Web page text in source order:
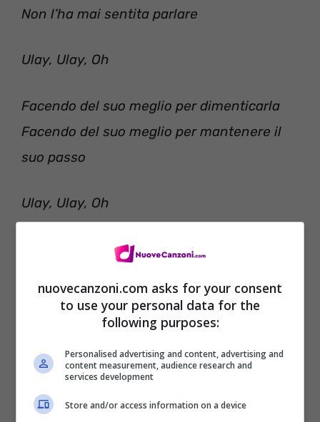
Non l’ha mai sentita parlare
Ulay, Ulay, Oh
Facendo del suo meglio per dimenticarla
Facendo del suo meglio per mantenere il
suo passo
Ulay, Ulay, Oh
Eccoli lì, erano gli stessi
Erano lì, ma egli è andato via ed i suoi
occhi potevano solo dire
Ulay, Ulay, Oh
nuovecanzoni.com asks for your consent
to use your personal data for the
following purposes:
Personalised advertising and content, advertising and
content measurement, audience research and
services development
Store and/or access information on a device